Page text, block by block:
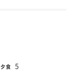
夕食 5